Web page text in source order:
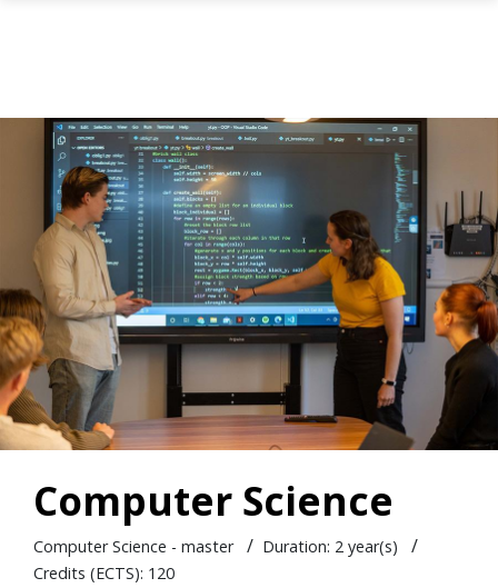
Gå til hovedinnhold
Computer Science
Computer Science - master / Duration: 2 year(s) /
Credits (ECTS): 120